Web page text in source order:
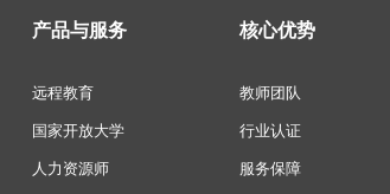
产品与服务
远程教育
国家开放大学
人力资源师
核心优势
教师团队
行业认证
服务保障